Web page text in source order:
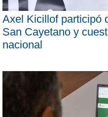
Axel Kicillof participó
San Cayetano y
nacional